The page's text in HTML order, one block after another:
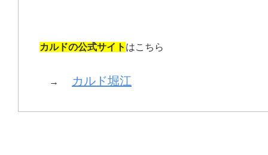
カルドの公式サイト はこちら
→ カルド堀江